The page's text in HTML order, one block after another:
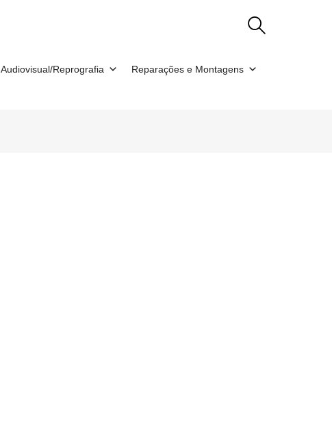
Audiovisual/Reprografia Reparações e Montagens